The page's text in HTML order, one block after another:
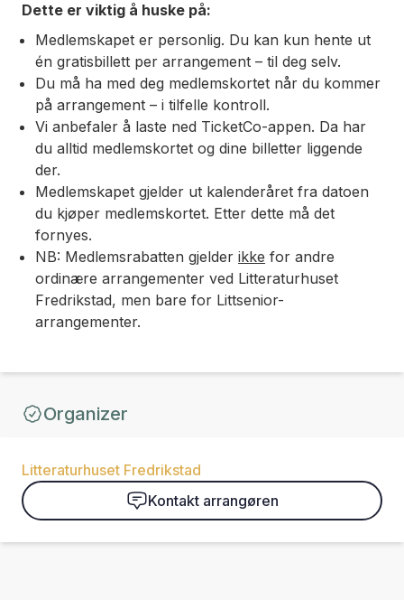
Dette er viktig å huske på:
Medlemskapet er personlig. Du kan kun hente ut
én gratisbillett per arrangement – til deg selv.
Du må ha med deg medlemskortet når du kommer
på arrangement – i tilfelle kontroll.
Vi anbefaler å laste ned TicketCo-appen. Da har
du alltid medlemskortet og dine billetter liggende
der.
Medlemskapet gjelder ut kalenderåret fra datoen
du kjøper medlemskortet. Etter dette må det
fornyes.
NB: Medlemsrabatten gjelder ikke for andre
ordinære arrangementer ved Litteraturhuset
Fredrikstad, men bare for Littsenior-
arrangementer.
Organizer
Litteraturhuset Fredrikstad
Kontakt arrangøren